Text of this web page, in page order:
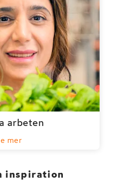
arbeten
mer
inspiration